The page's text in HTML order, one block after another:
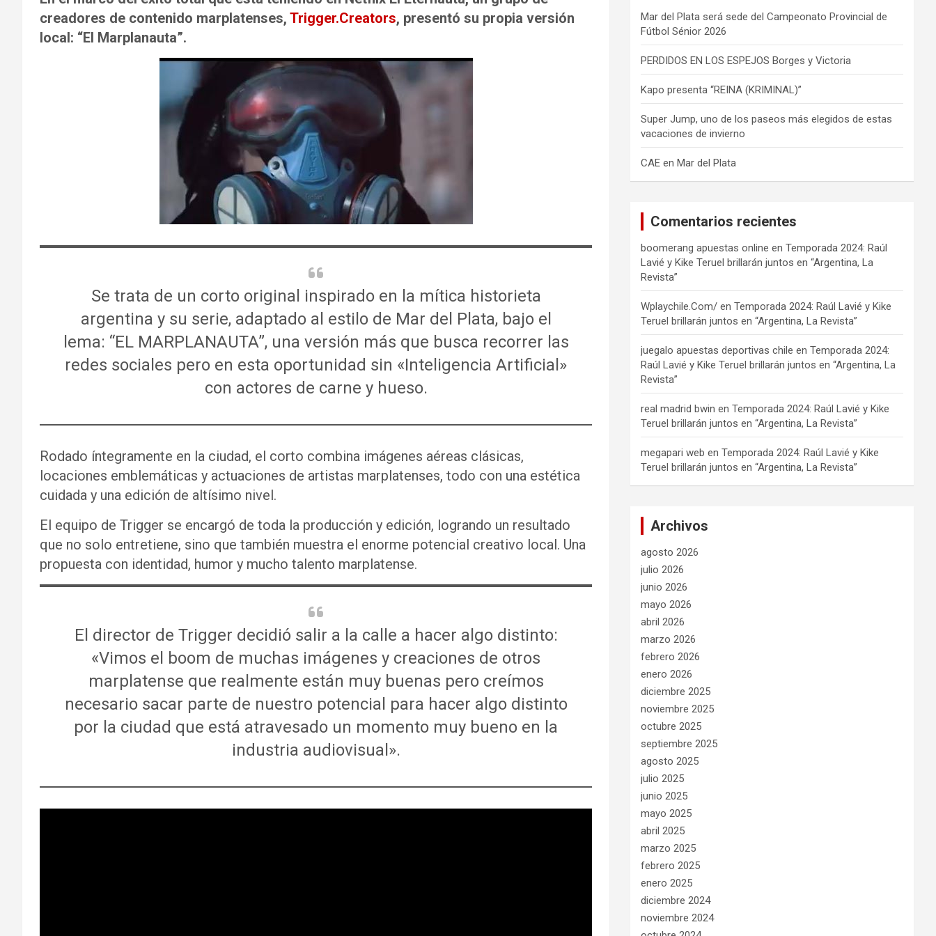
creadores de contenido marplatenses, Trigger.Creators, presentó su propia versión
local: “El Marplanauta”.
Se trata de un corto original inspirado en la mítica historieta
argentina y su serie, adaptado al estilo de Mar del Plata, bajo el
lema: “EL MARPLANAUTA”, una versión más que busca recorrer las
redes sociales pero en esta oportunidad sin «Inteligencia Artificial»
con actores de carne y hueso.
Rodado íntegramente en la ciudad, el corto combina imágenes aéreas clásicas,
locaciones emblemáticas y actuaciones de artistas marplatenses, todo con una estética
cuidada y una edición de altísimo nivel.
El equipo de Trigger se encargó de toda la producción y edición, logrando un resultado
que no solo entretiene, sino que también muestra el enorme potencial creativo local. Una
propuesta con identidad, humor y mucho talento marplatense.
El director de Trigger decidió salir a la calle a hacer algo distinto:
«Vimos el boom de muchas imágenes y creaciones de otros
marplatense que realmente están muy buenas pero creímos
necesario sacar parte de nuestro potencial para hacer algo distinto
por la ciudad que está atravesado un momento muy bueno en la
industria audiovisual».
Mar del Plata será sede del Campeonato Provincial de
Fútbol Sénior 2026
PERDIDOS EN LOS ESPEJOS Borges y Victoria
Kapo presenta “REINA (KRIMINAL)”
Super Jump, uno de los paseos más elegidos de estas
vacaciones de invierno
CAE en Mar del Plata
Comentarios recientes
boomerang apuestas online enTemporada 2024: Raúl
Lavié y Kike Teruel brillarán juntos en “Argentina, La
Revista”
Wplaychile.Com/ enTemporada 2024: Raúl Lavié y Kike
Teruel brillarán juntos en “Argentina, La Revista”
juegalo apuestas deportivas chile enTemporada 2024:
Raúl Lavié y Kike Teruel brillarán juntos en “Argentina, La
Revista”
real madrid bwin enTemporada 2024: Raúl Lavié y Kike
Teruel brillarán juntos en “Argentina, La Revista”
megapari web enTemporada 2024: Raúl Lavié y Kike
Teruel brillarán juntos en “Argentina, La Revista”
Archivos
agosto 2026
julio 2026
junio 2026
mayo 2026
abril 2026
marzo 2026
febrero 2026
enero 2026
diciembre 2025
noviembre 2025
octubre 2025
septiembre 2025
agosto 2025
julio 2025
junio 2025
mayo 2025
abril 2025
marzo 2025
febrero 2025
enero 2025
diciembre 2024
noviembre 2024